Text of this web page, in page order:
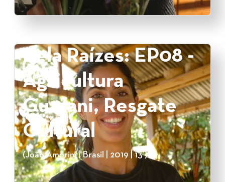
Bela Raízes: EP08 -
Agricultura
Guarani, Resgate
Cultural
(João Amorim | Brasil | 2019 | 13’)